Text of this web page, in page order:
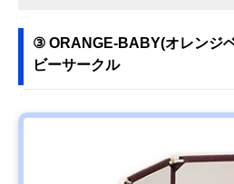
③ ORANGE-BABY(オレンジ
ビーサークル